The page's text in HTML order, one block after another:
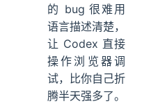
的 bug 很难用
语言描述清楚，
让 Codex 直接
操作浏览器调
试，比你自己折
腾半天强多了。